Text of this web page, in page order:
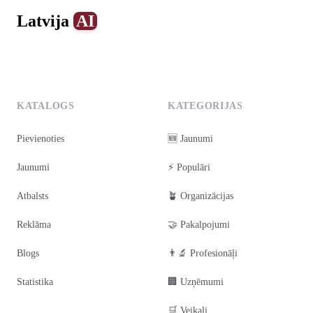
Latvija AI
KATALOGS
Pievienoties
Jaunumi
Atbalsts
Reklāma
Blogs
Statistika
KATEGORIJAS
🆕 Jaunumi
⚡ Populāri
🪴 Organizācijas
🤝 Pakalpojumi
👨‍🔬 Profesionāļi
🏢 Uzņēmumi
🛒 Veikali